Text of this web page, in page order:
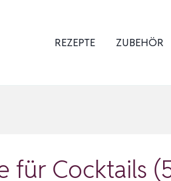
REZEPTE ZUBEHÖR
für Cocktails